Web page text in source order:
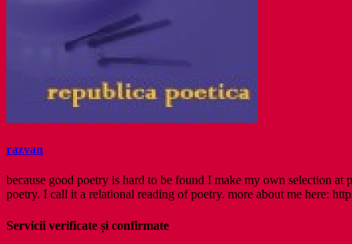
razvan
because good poetry is hard to be found I make my own selection
poetry. I call it a relational reading of poetry. more about me here:
Servicii verificate și confirmate